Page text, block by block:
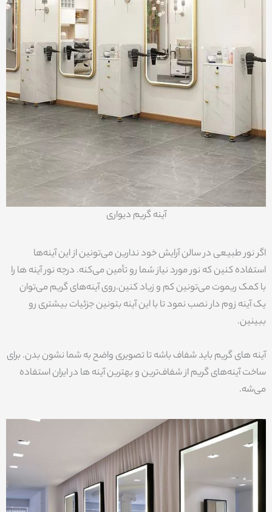
آینه گریم دیواری
اگر نور طبیعی در سالن آرایش خود ندارین می‌تونین از این آینه‌ها
استفاده کنین که نور مورد نیاز شما رو تأمین می‌کنه. درجه نور آینه ها را
با کمک ریموت می‌تونین کم و زیاد کنین.روی آینه‌های گریم می‌توان
یک آینه زوم دار نصب نمود تا با این آینه بتونین جزئیات بیشتری رو
ببینین.
آینه های گریم باید شفاف باشه تا تصویری واضح به شما نشون بدن. برای
ساخت آینه‌های گریم از شفاف‌ترین و بهترین آینه ها در ایران استفاده
می‌شه.